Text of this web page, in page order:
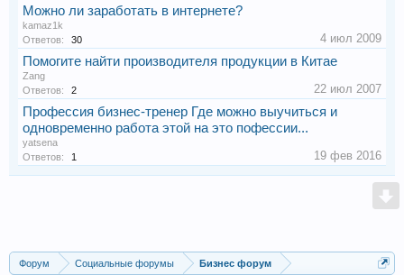
Можно ли заработать в интернете?
kamaz1k
Ответов:
30 4 июл 2009
Помогите найти производителя продукции в Китае
Zang
Ответов:
2 22 июл 2007
Профессия бизнес-тренер Где можно выучиться и
одновременно работа этой на это пофессии...
yatsena
Ответов:
1 19 фев 2016
Форум Социальные форумы Бизнес форум